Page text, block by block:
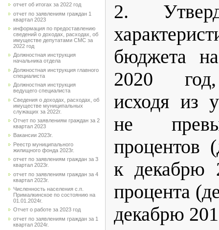
отчет об итогах за 2022 год
отчет по заявлениям граждан 1
квартал 2023
информация по предоставлению
сведений о доходах, расходах, об
имуществе депутатами СМС за
2022 год
Должностная инструкция
начальника отдела
Должностная инструкция главного
специалиста
Должностная инструкция
ведущего специалиста
Сведения о доходах, расходах, об
имуществе муниципальных
служащих за 2022г.
Отчет по заявлениям граждан за 2
квартал 2023
Вакансии 2023г.
Реестр муниципального
жилищного фонда 2023г.
отчет по заявлениям граждан за 3
квартал 2023г.
отчет по заявлениям граждан за 4
квартал 2023г.
Численность населения с.п.
Прималкинское по состоянию на
01.01.2024г.
Отчет о работе за 2023 год
отчет по заявлениям граждан за 1
квартал 2024г.
2.
бюджета
2020 год,
исходя из
не
процентов
к декабрю
процента
декабрю